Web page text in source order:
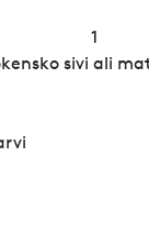
1
sivi ali